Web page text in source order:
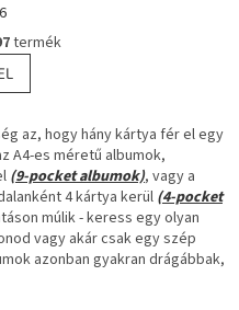
6
termék
az, hogy hány kártya fér el egy
A4-es méretű albumok,
(9-pocket albumok), vagy a
4 kártya kerül (4-pocket
múlik - keress egy olyan
vagy akár csak egy szép
azonban gyakran drágábbak,